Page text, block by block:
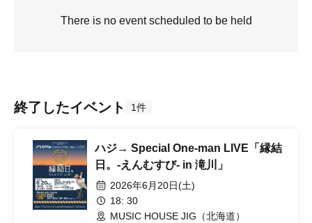
There is no event scheduled to be held
終了したイベント 1件
ハジ→ Special One-man LIVE「縁結
日。-えんむすび- in 滝川」
2026年6月20日(土)
18: 30
MUSIC HOUSE JIG（北海道）